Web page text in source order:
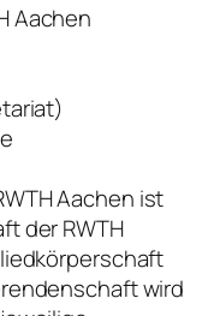
Aachen
Aachen ist
der RWTH
wird